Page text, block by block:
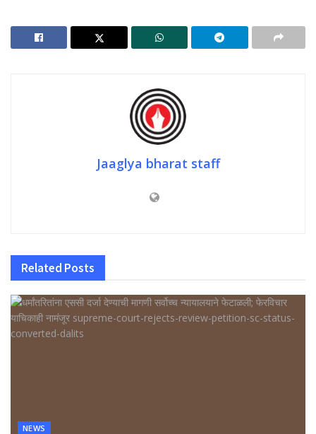
Jaaglya bharat staff
Related Posts
NEWS